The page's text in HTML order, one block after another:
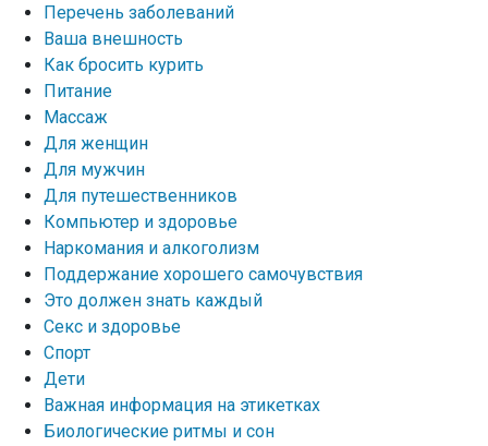
Перечень заболеваний
Ваша внешность
Как бросить курить
Питание
Массаж
Для женщин
Для мужчин
Для путешественников
Компьютер и здоровье
Наркомания и алкоголизм
Поддержание хорошего самочувствия
Это должен знать каждый
Секс и здоровье
Спорт
Дети
Важная информация на этикетках
Биологические ритмы и сон